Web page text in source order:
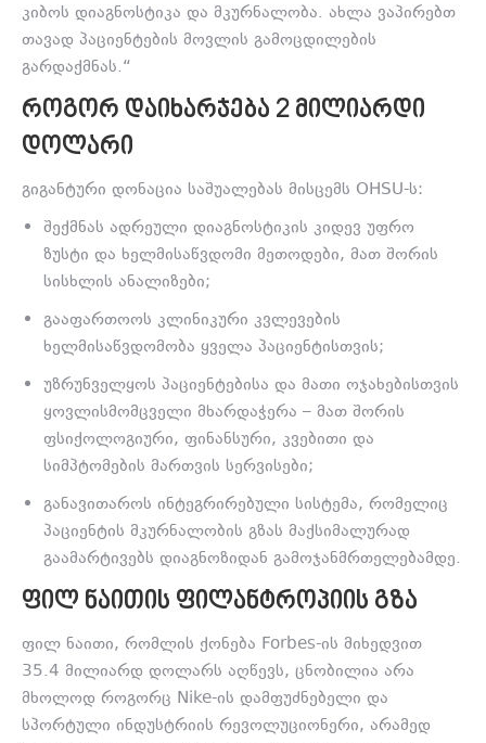
კიბოს დიაგნოსტიკა და მკურნალობა. ახლა ვაპირებთ
თავად პაციენტების მოვლის გამოცდილების
გარდაქმნას.“
ᲠᲝᲒᲝᲠ ᲓᲐᲘᲮᲐᲠᲯᲔᲑᲐ 2 ᲛᲘᲚᲘᲐᲠᲓᲘ
ᲓᲝᲚᲐᲠᲘ
გიგანტური დონაცია საშუალებას მისცემს OHSU-ს:
შექმნას ადრეული დიაგნოსტიკის კიდევ უფრო
ზუსტი და ხელმისაწვდომი მეთოდები, მათ შორის
სისხლის ანალიზები;
გააფართოოს კლინიკური კვლევების
ხელმისაწვდომობა ყველა პაციენტისთვის;
უზრუნველყოს პაციენტებისა და მათი ოჯახებისთვის
ყოვლისმომცველი მხარდაჭერა – მათ შორის
ფსიქოლოგიური, ფინანსური, კვებითი და
სიმპტომების მართვის სერვისები;
განავითაროს ინტეგრირებული სისტემა, რომელიც
პაციენტის მკურნალობის გზას მაქსიმალურად
გაამარტივებს დიაგნოზიდან გამოჯანმრთელებამდე.
ᲤᲘᲚ ᲜᲐᲘᲗᲘᲡ ᲤᲘᲚᲐᲜᲢᲠᲝᲞᲘᲘᲡ ᲒᲖᲐ
ფილ ნაითი, რომლის ქონება Forbes-ის მიხედვით
35.4 მილიარდ დოლარს აღწევს, ცნობილია არა
მხოლოდ როგორც Nike-ის დამფუძნებელი და
სპორტული ინდუსტრიის რევოლუციონერი, არამედ